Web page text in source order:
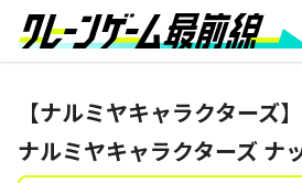
【ナルミヤキャラクターズ
ナルミヤキャラクターズ ナ